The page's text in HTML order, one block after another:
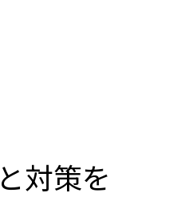
対策を